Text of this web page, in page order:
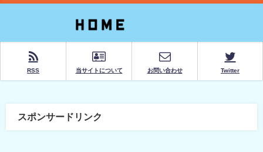
RSS 当サイトについて お問い合わせ Twitter
スポンサードリンク